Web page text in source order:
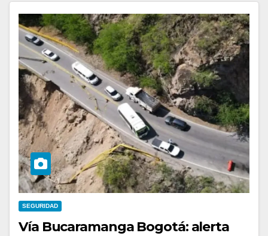
SEGURIDAD
Vía Bucaramanga Bogotá: alerta